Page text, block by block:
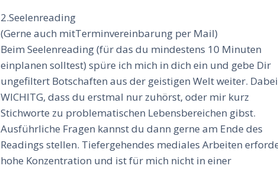
2.Seelenreading
(Gerne auch mitTerminvereinbarung per Mail)
Beim Seelenreading (für das du mindestens 10 Minuten
einplanen solltest) spüre ich mich in dich ein und gebe Dir
ungefiltert Botschaften aus der geistigen Welt weiter.
WICHITG, dass du erstmal nur zuhörst, oder mir kurz
Stichworte zu problematischen Lebensbereichen gibst.
Ausführliche Fragen kannst du dann gerne am Ende des
Readings stellen. Tiefergehendes mediales Arbeiten
hohe Konzentration und ist für mich nicht in einer